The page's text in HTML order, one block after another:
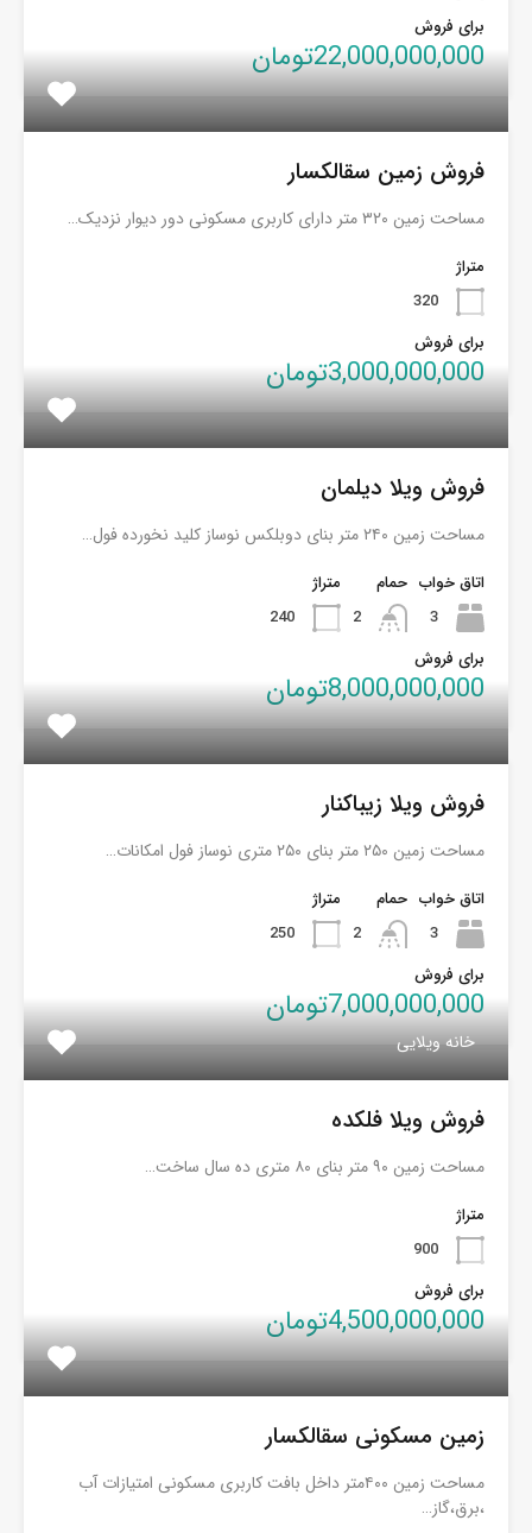
برای فروش
22,000,000,000تومان
فروش زمین سقالکسار
مساحت زمین ۳۲۰ متر دارای کاربری مسکونی دور دیوار نزدیک…
متراژ
320
برای فروش
3,000,000,000تومان
فروش ویلا دیلمان
مساحت زمین ۲۴۰ متر بنای دوبلکس نوساز کلید نخورده فول…
اتاق خواب
3
حمام
2
متراژ
240
برای فروش
8,000,000,000تومان
فروش ویلا زیباکنار
مساحت زمین ۲۵۰ متر بنای ۲۵۰ متری نوساز فول امکانات…
اتاق خواب
3
حمام
2
متراژ
250
برای فروش
7,000,000,000تومان
خانه ویلایی
فروش ویلا فلکده
مساحت زمین ۹۰ متر بنای ۸۰ متری ده سال ساخت…
متراژ
900
برای فروش
4,500,000,000تومان
زمین مسکونی سقالکسار
مساحت زمین ۴۰۰متر داخل بافت کاربری مسکونی امتیازات آب
،برق،گاز…